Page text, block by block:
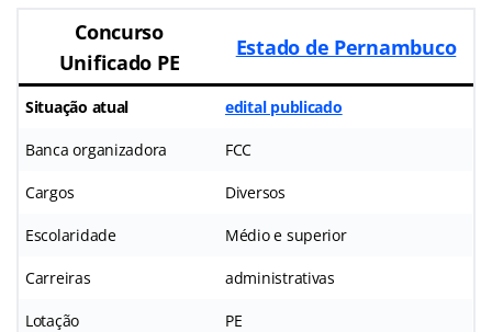
Concurso
Unificado PE
Estado de Pernambuco
Situação atual edital publicado
Banca organizadora FCC
Cargos Diversos
Escolaridade Médio e superior
Carreiras administrativas
Lotação PE